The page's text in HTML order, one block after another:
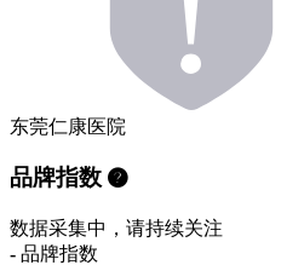
东莞仁康医院
品牌指数
数据采集中，请持续关注
- 品牌指数